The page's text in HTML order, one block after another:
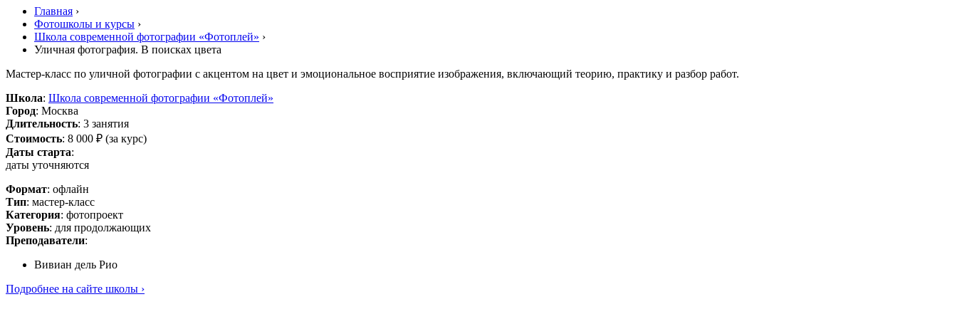
Главная ›
Фотошколы и курсы ›
Школа современной фотографии «Фотоплей» ›
Уличная фотография. В поисках цвета
Мастер-класс по уличной фотографии с акцентом на цвет и эмоциональное восприятие изображения, включающий теорию, практику и разбор работ.
Школа: Школа современной фотографии «Фотоплей»
Город: Москва
Длительность: 3 занятия
Стоимость: 8 000 ₽ (за курс)
Даты старта:
даты уточняются
Формат: офлайн
Тип: мастер-класс
Категория: фотопроект
Уровень: для продолжающих
Преподаватели:
Вивиан дель Рио
Подробнее на сайте школы ›